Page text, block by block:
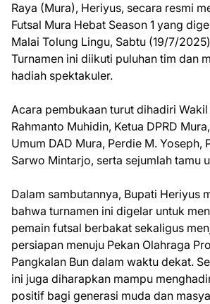
Raya (Mura), Heriyus, secara resmi
Futsal Mura Hebat Season 1 yang
Malai Tolung Lingu, Sabtu (19/7/
Turnamen ini diikuti puluhan tim dan
hadiah spektakuler.
Acara pembukaan turut dihadiri Wakil
Rahmanto Muhidin, Ketua DPRD
Umum DAD Mura, Perdie M. Yoseph,
Sarwo Mintarjo, serta sejumlah tamu
Dalam sambutannya, Bupati Heriyus
bahwa turnamen ini digelar untuk
pemain futsal berbakat sekaligus
persiapan menuju Pekan Olahraga
Pangkalan Bun dalam waktu dekat.
ini juga diharapkan mampu
positif bagi generasi muda dan